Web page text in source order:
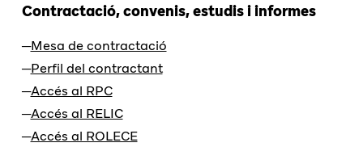
Contractació, convenis, estudis i informes
Mesa de contractació
Perfil del contractant
Accés al RPC
Accés al RELIC
Accés al ROLECE